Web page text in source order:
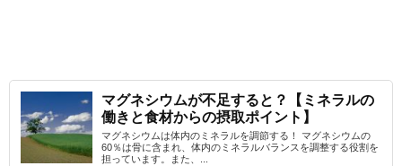
マグネシウムが不足すると？【ミネラルの
働きと食材からの摂取ポイント】
マグネシウムは体内のミネラルを調節する！ マグネシウムの
60％は骨に含まれ、体内のミネラルバランスを調整する役割を
担っています。また、...